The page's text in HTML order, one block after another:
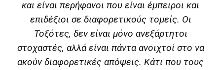
και είναι περήφανοι που είναι έμπειροι και
επιδέξιοι σε διαφορετικούς τομείς. Οι
Τοξότες, δεν είναι μόνο ανεξάρτητοι
στοχαστές, αλλά είναι πάντα ανοιχτοί στο να
ακούν διαφορετικές απόψεις. Κάτι που τους